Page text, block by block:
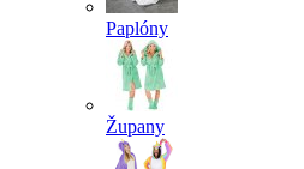
Paplóny
Župany